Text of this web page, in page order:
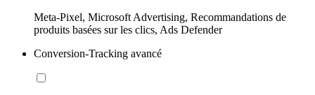
Meta-Pixel, Microsoft Advertising, Recommandations de
produits basées sur les clics, Ads Defender
Conversion-Tracking avancé